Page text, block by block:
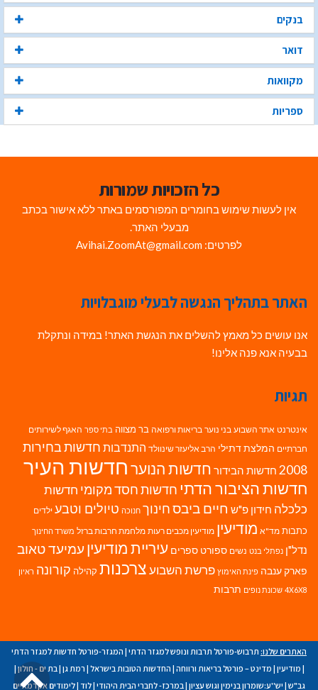
בנקים
דואר
מקוואות
ספריות
כל הזכויות שמורות
אין לעשות שימוש בחומרים המפורסמים באתר ללא אישור בכתב
מבעלי האתר.
לפרטים: Avihai.ZoomAt@gmail.com
האתר בתהליך הנגשה לבעלי מוגבלויות
אנו עושים כל מאמץ להשלים את הנגשת האתר! במידה ונתקלת
בבעיה אנא פנה אלינו!
תגיות
אינטרנט אתר השבוע בני נוער בריאות ורפואה בר מצווה בתי ספר האגף לשירותים
חברתיים המלצת דתילי הרב אליעזר שינוולד התנדבות חדשות בחירות
2008 חדשות הבידור חדשות הנוערחדשות העיר
חדשות הציבור הדתי חדשות חסד מקומי חדשות
כלכלה חידון פ"ש חיים ביבסחינוך חנוכה טיולים וטבע ילדים
כתבות מד"א מודיעין מודיעין מכבים רעות מלחמת חרבות ברזל משרד החינוך
נדל"ן נפתלי בנט נשים ספורט ספרים עיריית מודיעין עמיעד טאוב
פארק ענבה פינת האימוץ פרשת השבועצרכנות קהילה קורונה ראיון
4X6X8 שכונת נופים תרבות
האתרים שלנו: תרבוש-פורטל תרבות ונופש למגזר הדתי | המגזר-פורטל חדשות למגזר הדתי
| מודיעין | מדינט – פורטל בריאות ורווחה | החדשות הטובות בישראל | רמת גן | בת ים - חולון|
גב"ש | יש''ע:שומרון בנימין וגוש עציון | במרכז- לחברי הבית היהודי |לוד |לימודים אקדמאיים